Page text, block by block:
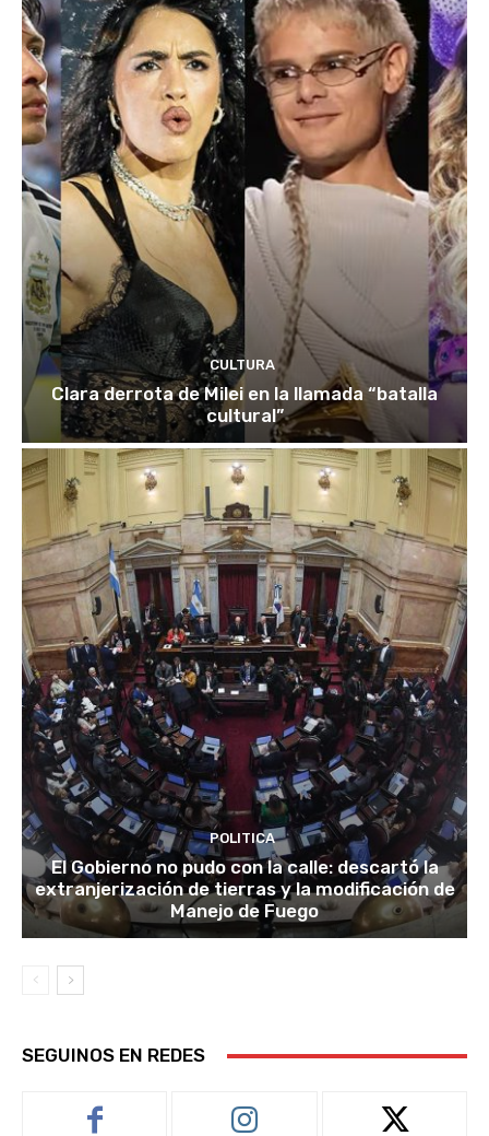
CULTURA
Clara derrota de Milei en la llamada “batalla
cultural”
POLITICA
El Gobierno no pudo con la calle: descartó la
extranjerización de tierras y la modificación de
Manejo de Fuego
SEGUINOS EN REDES